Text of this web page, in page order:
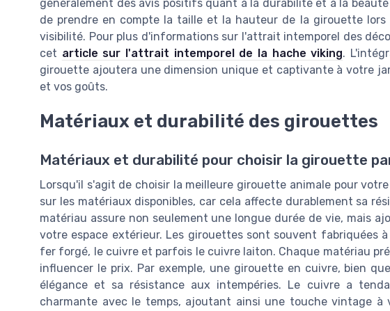
généralement des avis positifs quant à la durabilité et à la
de prendre en compte la taille et la hauteur de la girouette
visibilité. Pour plus d'informations sur l'attrait intemporel des
cet article sur l'attrait intemporel de la hache viking.
girouette ajoutera une dimension unique et captivante à votre
et vos goûts.
Matériaux et durabilité des girouettes
Matériaux et durabilité pour choisir la girouette
Lorsqu'il s'agit de choisir la meilleure girouette animale pour
sur les matériaux disponibles, car cela affecte durablement sa
matériau assure non seulement une longue durée de vie, mais
votre espace extérieur. Les girouettes sont souvent fabriquées
fer forgé, le cuivre et parfois le cuivre laiton. Chaque matériau
influencer le prix. Par exemple, une girouette en cuivre, bien
élégance et sa résistance aux intempéries. Le cuivre a
charmante avec le temps, ajoutant ainsi une touche vintage